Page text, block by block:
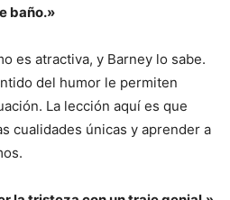
baño.»
es atractiva, y Barney lo sabe.
del humor le permiten
La lección aquí es que
cualidades únicas y aprender a